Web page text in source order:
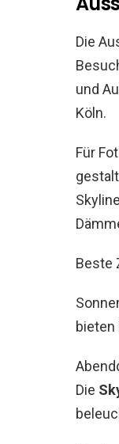
Die
und
Köln.
Für
Beste
bieten
Die